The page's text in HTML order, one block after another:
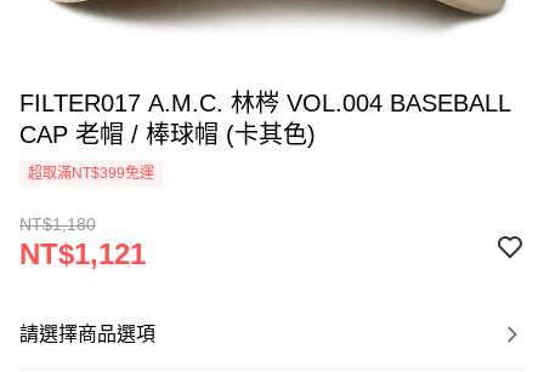
FILTER017 A.M.C. 林梣 VOL.004 BASEBALL
CAP 老帽 / 棒球帽 (卡其色)
超取滿NT$399免運
NT$1,180
NT$1,121
請選擇商品選項